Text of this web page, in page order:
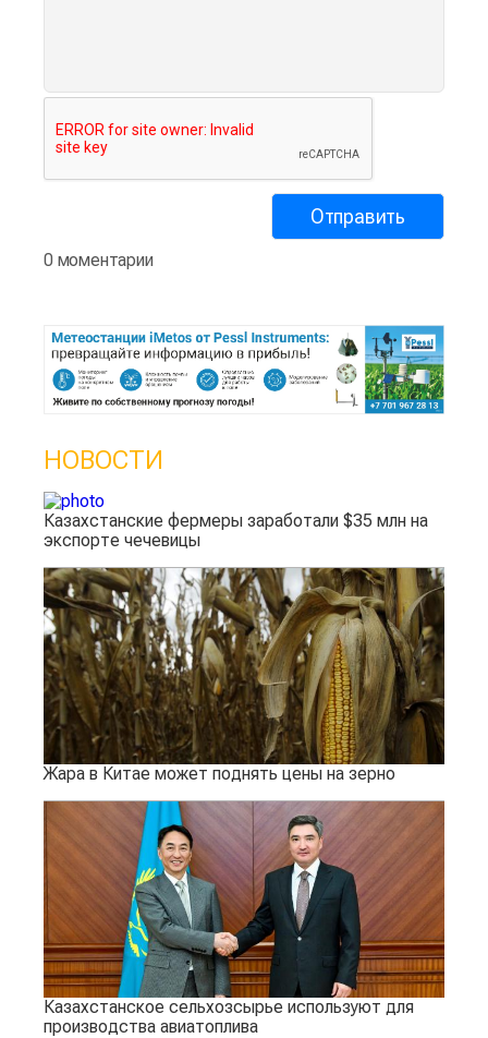
0 моментарии
НОВОСТИ
Казахстанские фермеры заработали $35 млн на
экспорте чечевицы
Жара в Китае может поднять цены на зерно
Казахстанское сельхозсырье используют для
производства авиатоплива